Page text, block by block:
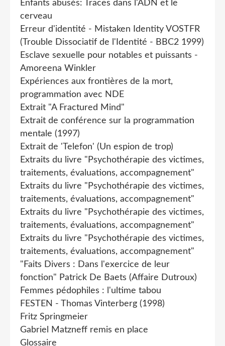
Enfants abusés: Traces dans l'ADN et le
cerveau
Erreur d'identité - Mistaken Identity VOSTFR
(Trouble Dissociatif de l'Identité - BBC2 1999)
Esclave sexuelle pour notables et puissants -
Amoreena Winkler
Expériences aux frontières de la mort,
programmation avec NDE
Extrait "A Fractured Mind"
Extrait de conférence sur la programmation
mentale (1997)
Extrait de 'Telefon' (Un espion de trop)
Extraits du livre "Psychothérapie des victimes,
traitements, évaluations, accompagnement"
Extraits du livre "Psychothérapie des victimes,
traitements, évaluations, accompagnement"
Extraits du livre "Psychothérapie des victimes,
traitements, évaluations, accompagnement"
Extraits du livre "Psychothérapie des victimes,
traitements, évaluations, accompagnement"
"Faits Divers : Dans l'exercice de leur
fonction" Patrick De Baets (Affaire Dutroux)
Femmes pédophiles : l'ultime tabou
FESTEN - Thomas Vinterberg (1998)
Fritz Springmeier
Gabriel Matzneff remis en place
Glossaire